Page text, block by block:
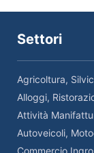
Settori
Agricoltura,
Alloggi,
Attività
Autoveicoli,
Commercio